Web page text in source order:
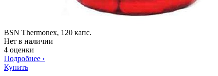
BSN Thermonex, 120 капс.
Нет в наличии
4 оценки
Подробнее ›
Купить